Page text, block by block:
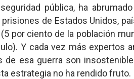
pública, ha
de Estados Unidos,
por ciento de la población
Y cada vez más expertos
esa guerra son
estrategia no ha rendido fruto.